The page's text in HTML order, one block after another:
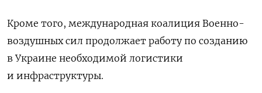
Кроме того, международная коалиция Военно-
воздушных сил продолжает работу по созданию
в Украине необходимой логистики
и инфраструктуры.